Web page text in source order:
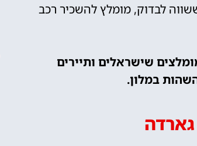
לבדוק, מומלץ להשכיר רכב
שישראלים ותיירים
במלון.